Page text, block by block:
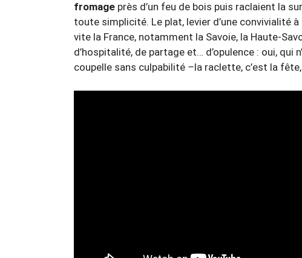
fromage près d’un feu de bois puis raclaient la
toute simplicité. Le plat, levier d’une convivialité
vite la France, notamment la Savoie, la Haute-
d’hospitalité, de partage et… d’opulence : oui, qui
coupelle sans culpabilité –la raclette, c’est la